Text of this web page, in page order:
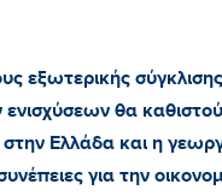
εξωτερικής
θα
Ελλάδα και η
για την